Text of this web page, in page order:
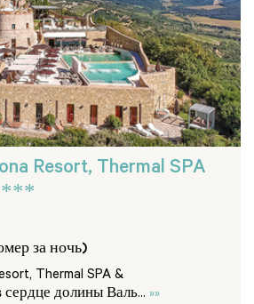
Resort, Thermal SPA
за ночь)
Thermal SPA &
сердце долины Валь... »»